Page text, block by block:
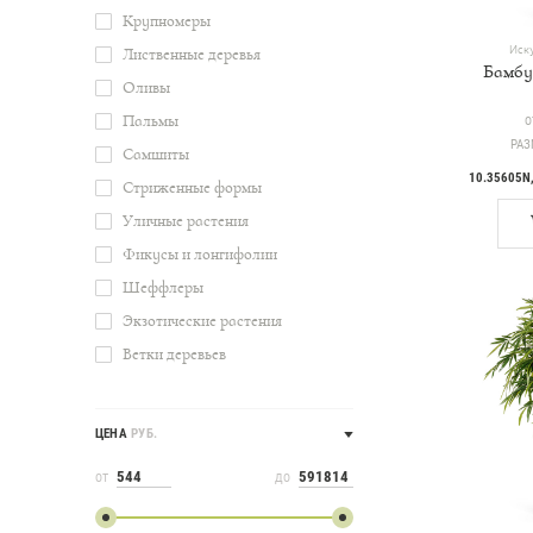
Крупномеры
Лиственные деревья
Оливы
Пальмы
Самшиты
Стриженные формы
Уличные растения
Фикусы и лонгифолии
Шеффлеры
Экзотические растения
Ветки деревьев
ЦЕНАРУБ.
ДО
ОТ